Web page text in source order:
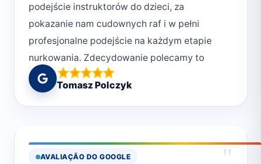
podejście instruktorów do dzieci, za
pokazanie nam cudownych raf i w pełni
profesjonalne podejście na każdym etapie
nurkowania. Zdecydowanie polecamy to
centrum zarówno w zakresie podnoszenia
kompetencji jak i nurkowania dla
przyjemności!
Tomasz Polczyk
AVALIAÇÃO DO GOOGLE